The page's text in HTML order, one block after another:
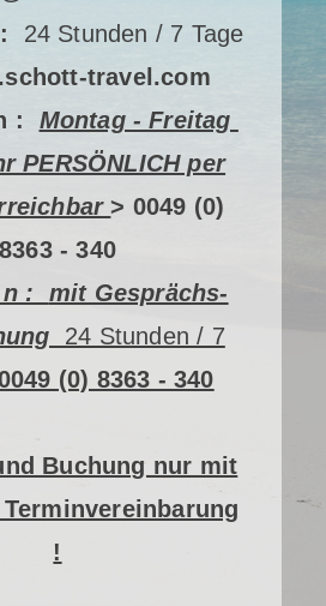
24 Stunden / 7 Tage
travel.com
:
Montag - Freitag
PERSÖNLICH per
> 0049 (0)
8363 - 340
n : mit Gesprächs-
24 Stunden / 7
(0) 8363 - 340
Buchung nur mit
!